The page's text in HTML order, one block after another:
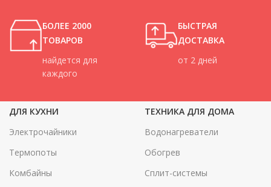
БОЛЕЕ 2000
ТОВАРОВ
найдется для
каждого
БЫСТРАЯ
ДОСТАВКА
от 2 дней
ДЛЯ КУХНИ
Электрочайники
Термопоты
Комбайны
ТЕХНИКА ДЛЯ ДОМА
Водонагреватели
Обогрев
Сплит-системы